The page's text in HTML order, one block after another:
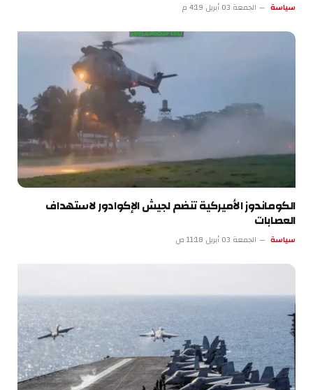
سياسة الجمعة 03 أبريل 4:19 م
الكوماندوز الأميركية تنضم لجيش الإكوادور لاستهداف
العصابات
سياسة الجمعة 03 أبريل 11:18 ص